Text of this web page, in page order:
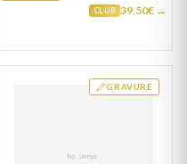
CLUB 39,50€ →
GRAVURE